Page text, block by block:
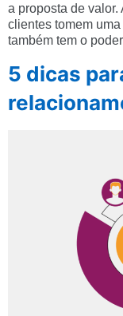
a proposta de
clientes tomem
também tem o
5 dicas